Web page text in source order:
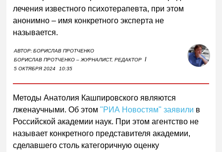
лечения известного психотерапевта, при этом
анонимно – имя конкретного эксперта не
называется.
АВТОР:БОРИСЛАВ ПРОТЧЕНКО
БОРИСЛАВ ПРОТЧЕНКО – ЖУРНАЛИСТ, РЕДАКТОР I
5 ОКТЯБРЯ 2024 10:35
Методы Анатолия Кашпировского являются
лженаучными. Об этом"РИА Новостям" заявили в
Российской академии наук. При этом агентство не
называет конкретного представителя академии,
сделавшего столь категоричную оценку